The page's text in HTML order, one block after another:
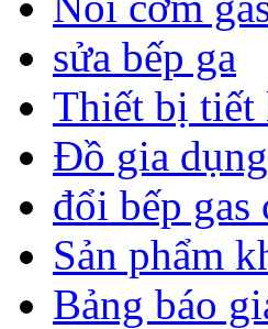
sửa bếp ga
Thiết bị tiết
Đồ gia dụng
đổi bếp gas
Sản phẩm
Bảng báo